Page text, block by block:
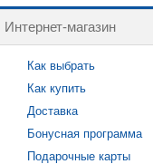
Интернет-магазин
Как выбрать
Как купить
Доставка
Бонусная программа
Подарочные карты